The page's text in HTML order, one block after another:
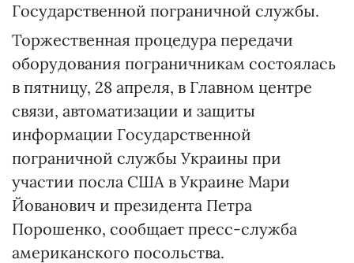
Государственной пограничной службы.
Торжественная процедура передачи
оборудования пограничникам состоялась
в пятницу, 28 апреля, в Главном центре
связи, автоматизации и защиты
информации Государственной
пограничной службы Украины при
участии посла США в Украине Мари
Йованович и президента Петра
Порошенко, сообщает пресс-служба
американского посольства.